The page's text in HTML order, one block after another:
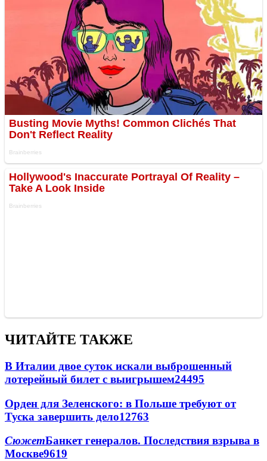
ЧИТАЙТЕ ТАКЖЕ
В Италии двое суток искали выброшенный
лотерейный билет с выигрышем24495
Орден для Зеленского: в Польше требуют от
Туска завершить дело12763
СюжетБанкет генералов. Последствия взрыва в
Москве9619